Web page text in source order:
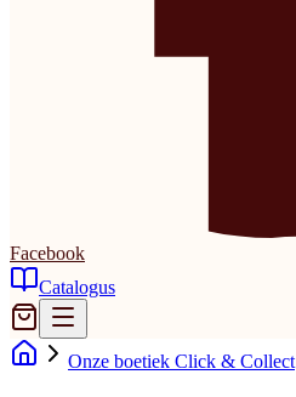
Facebook
Catalogus
Onze boetiek Click & Collect